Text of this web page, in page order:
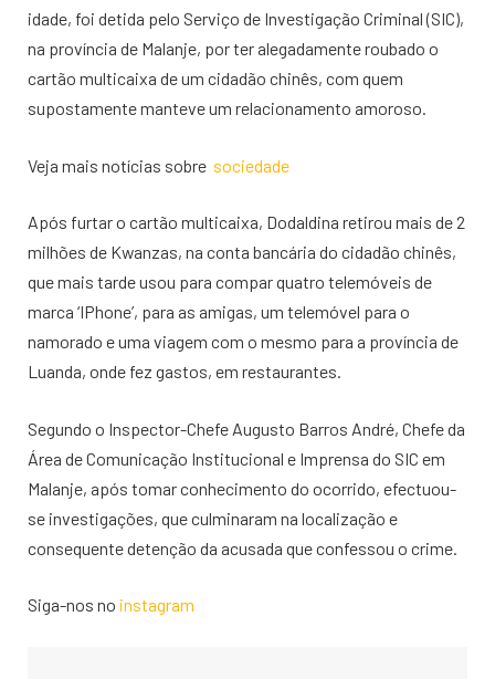
idade, foi detida pelo Serviço de Investigação Criminal (SIC),
na província de Malanje, por ter alegadamente roubado o
cartão multicaixa de um cidadão chinês, com quem
supostamente manteve um relacionamento amoroso.
Veja mais notícias sobre sociedade
Após furtar o cartão multicaixa, Dodaldina retirou mais de 2
milhões de Kwanzas, na conta bancária do cidadão chinês,
que mais tarde usou para compar quatro telemóveis de
marca ‘IPhone’, para as amigas, um telemóvel para o
namorado e uma viagem com o mesmo para a província de
Luanda, onde fez gastos, em restaurantes.
Segundo o Inspector-Chefe Augusto Barros André, Chefe da
Área de Comunicação Institucional e Imprensa do SIC em
Malanje, após tomar conhecimento do ocorrido, efectuou-
se investigações, que culminaram na localização e
consequente detenção da acusada que confessou o crime.
Siga-nos no instagram